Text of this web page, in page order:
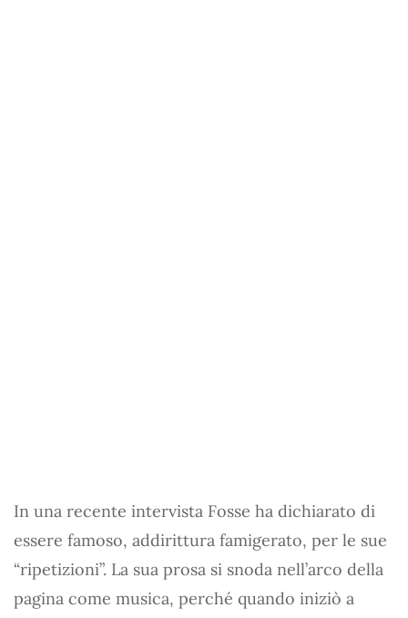
In una recente intervista Fosse ha dichiarato di
essere famoso, addirittura famigerato, per le sue
“ripetizioni”. La sua prosa si snoda nell’arco della
pagina come musica, perché quando iniziò a